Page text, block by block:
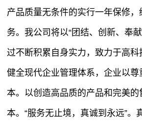
产品质量无条件的实行一年保修，
务。我公司将以“团结、创新、奉
过不断积累自身实力，致力于高科
健全现代企业管理体系，企业以尊
本。以创造高品质的产品和完美的
本。“服务无止境，真诚到永远”。